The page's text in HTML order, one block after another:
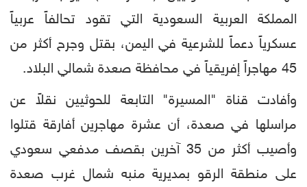
المملكة العربية السعودية التي تقود تحالفاً عربياً
عسكرياً دعماً للشرعية في اليمن، بقتل وجرح أكثر من
45 مهاجراً إفريقياً في محافظة صعدة شمالي البلاد.
وأفادت قناة "المسيرة" التابعة للحوثيين نقلاً عن
مراسلها في صعدة، أن عشرة مهاجرين أفارقة قتلوا
وأصيب أكثر من 35 آخرين بقصف مدفعي سعودي
على منطقة الرقو بمديرية منبه شمال غرب صعدة